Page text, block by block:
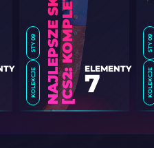
STY 09
KOLEKCJE
STY 09
KOLEKCJE ELEMENTY
7